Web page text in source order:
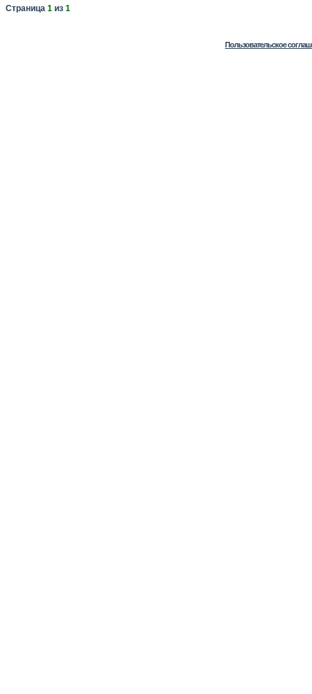
Страница 1 из 1
Пользовательское